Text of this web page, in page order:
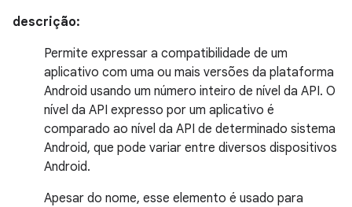
descrição:
Permite expressar a compatibilidade de um
aplicativo com uma ou mais versões da plataforma
Android usando um número inteiro de nível da API. O
nível da API expresso por um aplicativo é
comparado ao nível da API de determinado sistema
Android, que pode variar entre diversos dispositivos
Android.
Apesar do nome, esse elemento é usado para